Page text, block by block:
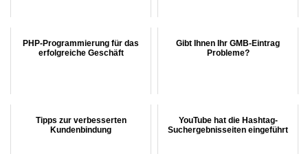
PHP-Programmierung für das
erfolgreiche Geschäft
Gibt Ihnen Ihr GMB-Eintrag
Probleme?
Tipps zur verbesserten
Kundenbindung
YouTube hat die Hashtag-
Suchergebnisseiten eingeführt